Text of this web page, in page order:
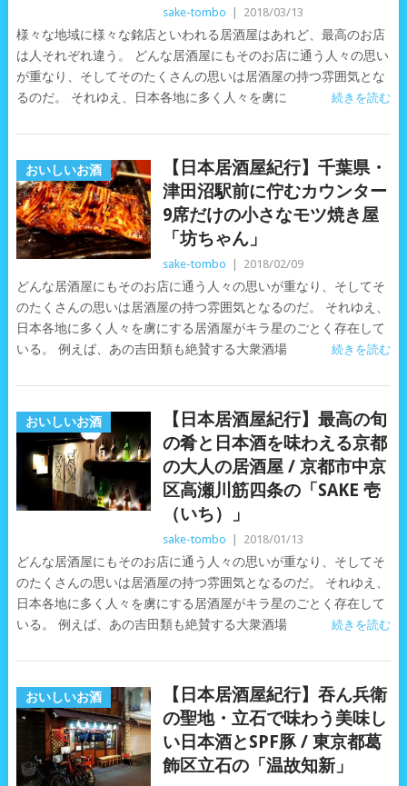
sake-tombo 2018/03/13
様々な地域に様々な銘店といわれる居酒屋はあれど、最高のお店
は人それぞれ違う。 どんな居酒屋にもそのお店に通う人々の思い
が重なり、そしてそのたくさんの思いは居酒屋の持つ雰囲気とな
るのだ。 それゆえ、日本各地に多く人々を虜に
続きを読む
おいしいお酒
【日本居酒屋紀行】千葉県・
津田沼駅前に佇むカウンター
9席だけの小さなモツ焼き屋
「坊ちゃん」
sake-tombo 2018/02/09
どんな居酒屋にもそのお店に通う人々の思いが重なり、そしてそ
のたくさんの思いは居酒屋の持つ雰囲気となるのだ。 それゆえ、
日本各地に多く人々を虜にする居酒屋がキラ星のごとく存在して
いる。 例えば、あの吉田類も絶賛する大衆酒場
続きを読む
おいしいお酒
【日本居酒屋紀行】最高の旬
の肴と日本酒を味わえる京都
の大人の居酒屋 / 京都市中京
区高瀬川筋四条の「SAKE 壱
（いち）」
sake-tombo 2018/01/13
どんな居酒屋にもそのお店に通う人々の思いが重なり、そしてそ
のたくさんの思いは居酒屋の持つ雰囲気となるのだ。 それゆえ、
日本各地に多く人々を虜にする居酒屋がキラ星のごとく存在して
いる。 例えば、あの吉田類も絶賛する大衆酒場
続きを読む
おいしいお酒
【日本居酒屋紀行】吞ん兵衛
の聖地・立石で味わう美味し
い日本酒とSPF豚 / 東京都葛
飾区立石の「温故知新」